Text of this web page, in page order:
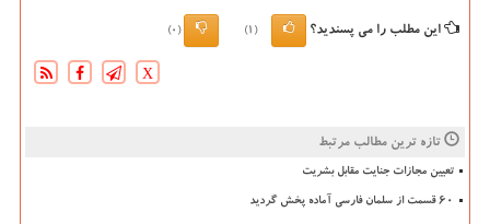
این مطلب را می پسندید؟ (1)
(0)
X
تازه ترین مطالب مرتبط
تعیین مجازات جنایت مقابل بشریت
۶۰ قسمت از سلمان فارسی آماده پخش گردید